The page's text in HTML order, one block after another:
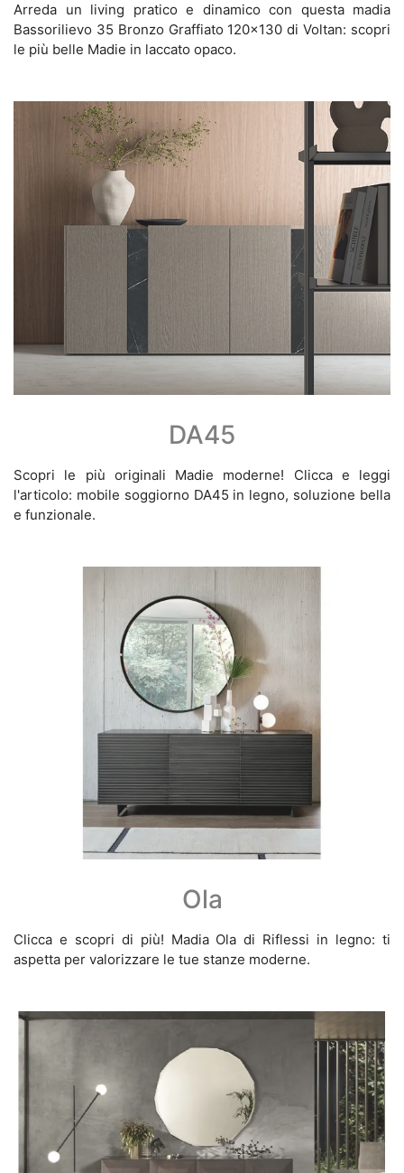
Arreda un living pratico e dinamico con questa madia
Bassorilievo 35 Bronzo Graffiato 120x130 di Voltan: scopri
le più belle Madie in laccato opaco.
DA45
Scopri le più originali Madie moderne! Clicca e leggi
l'articolo: mobile soggiorno DA45 in legno, soluzione bella
e funzionale.
Ola
Clicca e scopri di più! Madia Ola di Riflessi in legno: ti
aspetta per valorizzare le tue stanze moderne.